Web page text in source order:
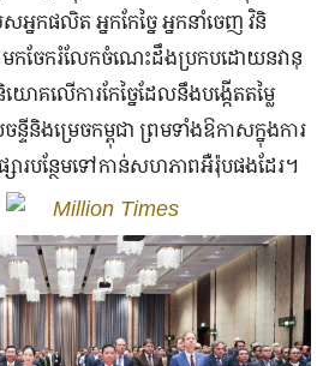
នកផលិត អ្នកកែច្នៃ អ្នកនាំចេញ វិនិ
កចែករំលែកចំណេះដឹងប្រកបដោយនវានុ
ោគលើការកែច្នៃដែល​នឹងបង្កើតតម្លៃ
ទីនិងម្រេចកម្ពុជា ព្រមទាំងឱកាសក្នុងការ
សារបន្ថែមទៅកាន់​សហភាពអឺរ៉ុបផងដែរ។
Million Times